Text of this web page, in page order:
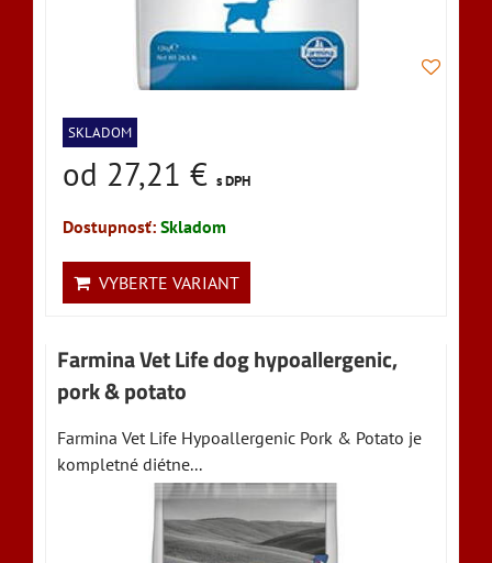
SKLADOM
od 27,21 € s DPH
Dostupnosť: Skladom
VYBERTE VARIANT
Farmina Vet Life dog hypoallergenic,
pork & potato
Farmina Vet Life Hypoallergenic Pork & Potato je
kompletné diétne...